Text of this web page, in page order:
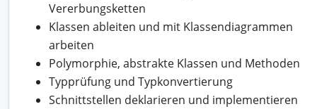
Vererbungsketten
Klassen ableiten und mit Klassendiagrammen
arbeiten
Polymorphie, abstrakte Klassen und Methoden
Typprüfung und Typkonvertierung
Schnittstellen deklarieren und implementieren